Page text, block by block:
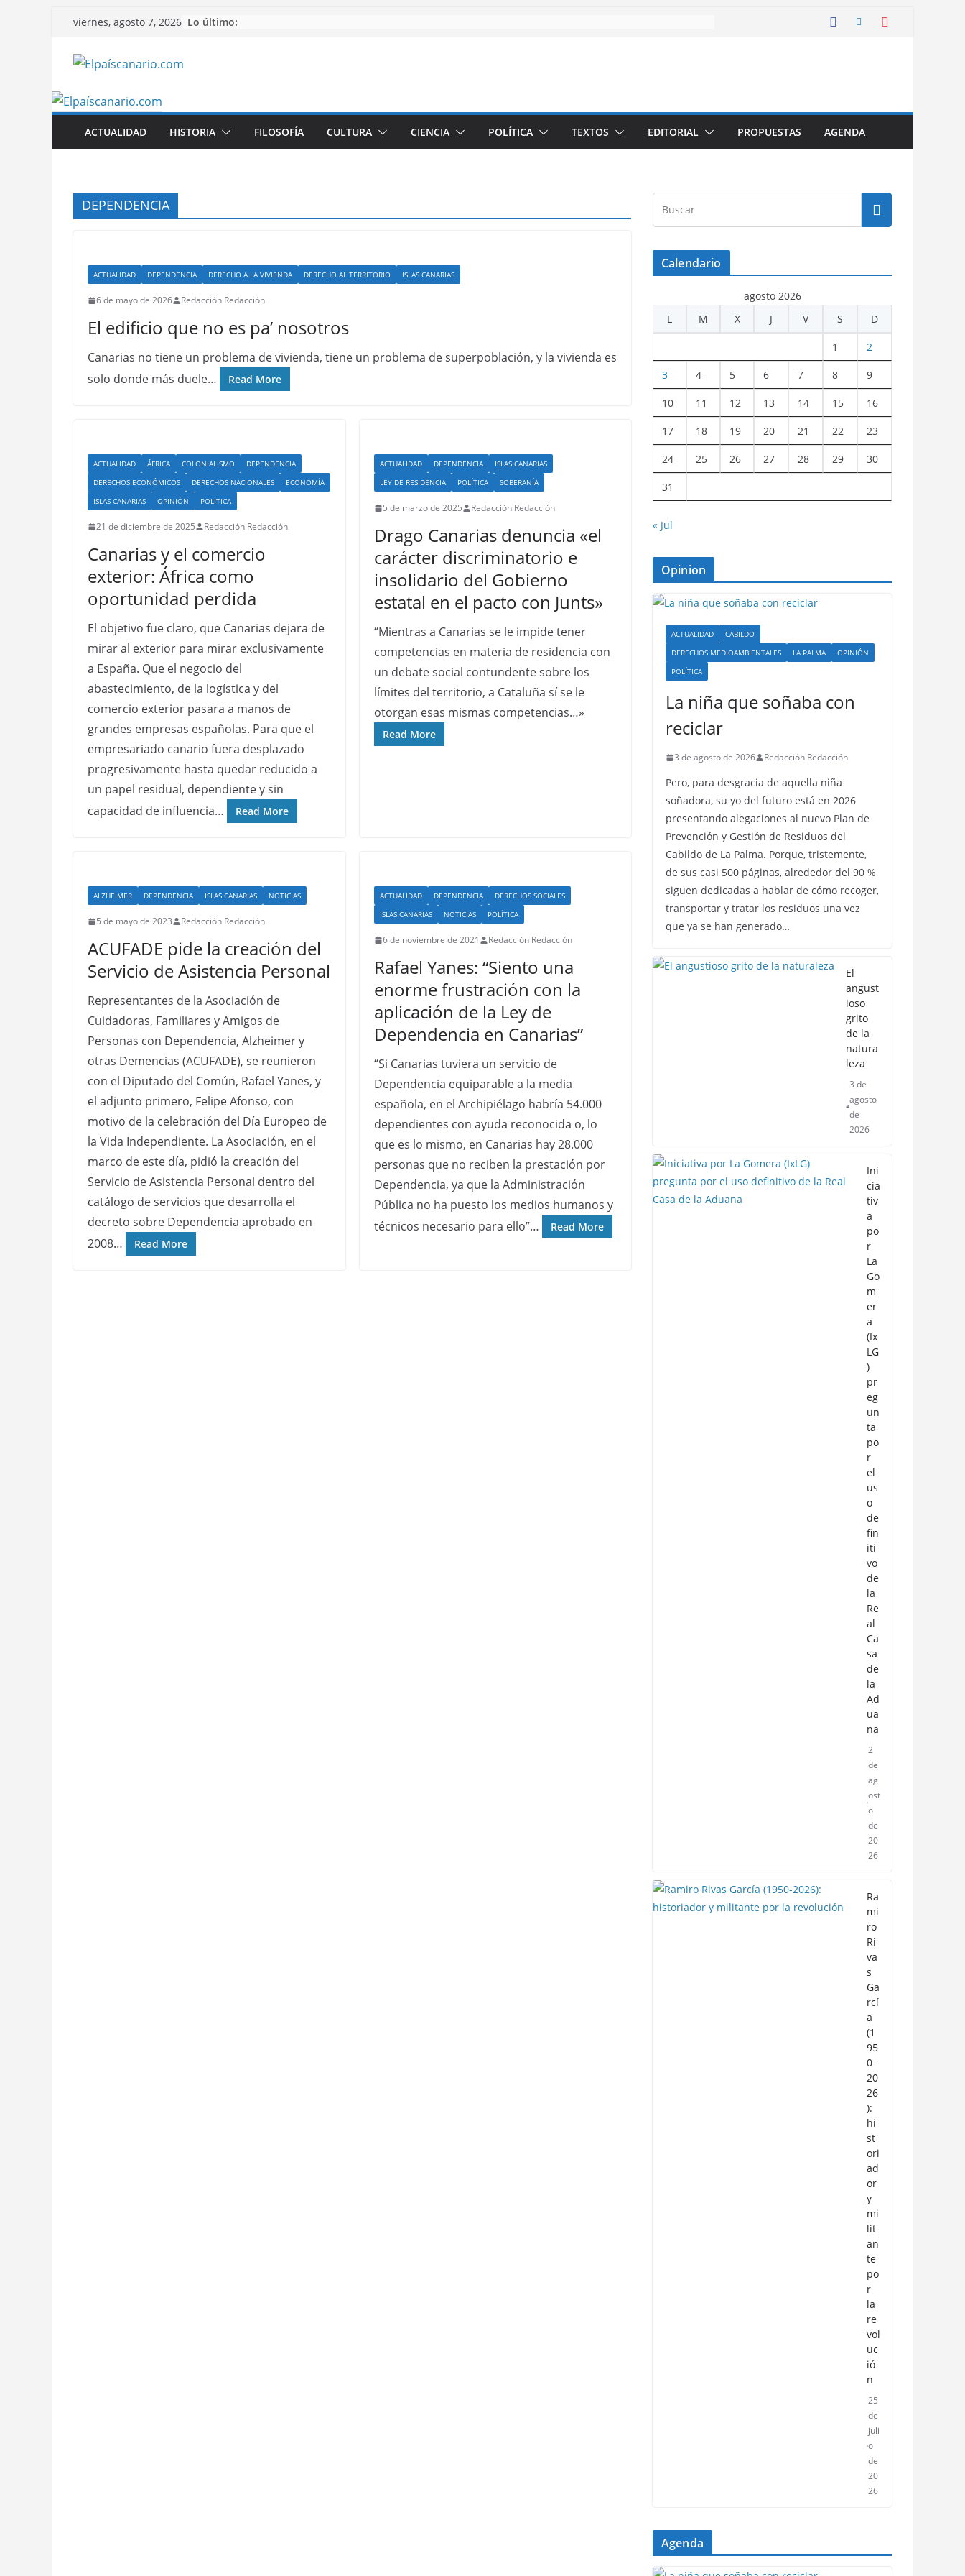
Saltar
contenido
viernes, agosto 7, 2026 Lo último:
ACTUALIDAD HISTORIA FILOSOFÍA CULTURA CIENCIA POLÍTICA TEXTOS EDITORIAL PROPUESTAS AGENDA
DEPENDENCIA
ACTUALIDAD DEPENDENCIA DERECHO A LA VIVIENDA DERECHO AL TERRITORIO ISLAS CANARIAS
6 de mayo de 2026 Redacción Redacción
El edificio que no es pa’ nosotros
Canarias no tiene un problema de vivienda, tiene un problema de superpoblación, y la vivienda es
solo donde más duele…
Read More
ACTUALIDAD ÁFRICA COLONIALISMO
DEPENDENCIA
DERECHOS ECONÓMICOS
DERECHOS NACIONALES
ECONOMÍA
ISLAS CANARIAS
OPINIÓN POLÍTICA
21 de diciembre de 2025 Redacción Redacción
Canarias y el comercio
exterior: África como
oportunidad perdida
El objetivo fue claro, que Canarias dejara de
mirar al exterior para mirar exclusivamente
a España. Que el negocio del
abastecimiento, de la logística y del
comercio exterior pasara a manos de
grandes empresas españolas. Para que el
empresariado canario fuera desplazado
progresivamente hasta quedar reducido a
un papel residual, dependiente y sin
capacidad de influencia…
Read More
ACTUALIDAD DEPENDENCIA
ISLAS CANARIAS
LEY DE RESIDENCIA
POLÍTICA SOBERANÍA
5 de marzo de 2025 Redacción Redacción
Drago Canarias denuncia «el
carácter discriminatorio e
insolidario del Gobierno
estatal en el pacto con Junts»
“Mientras a Canarias se le impide tener
competencias en materia de residencia con
un debate social contundente sobre los
límites del territorio, a Cataluña sí se le
otorgan esas mismas competencias…»
Read More
ALZHEIMER DEPENDENCIA ISLAS CANARIAS NOTICIAS
5 de mayo de 2023 Redacción Redacción
ACUFADE pide la creación del
Servicio de Asistencia Personal
Representantes de la Asociación de
Cuidadoras, Familiares y Amigos de
Personas con Dependencia, Alzheimer y
otras Demencias (ACUFADE), se reunieron
con el Diputado del Común, Rafael Yanes, y
el adjunto primero, Felipe Afonso, con
motivo de la celebración del Día Europeo de
la Vida Independiente. La Asociación, en el
marco de este día, pidió la creación del
Servicio de Asistencia Personal dentro del
catálogo de servicios que desarrolla el
decreto sobre Dependencia aprobado en
2008…
Read More
ACTUALIDAD DEPENDENCIA
DERECHOS SOCIALES
ISLAS CANARIAS
NOTICIAS POLÍTICA
6 de noviembre de 2021 Redacción Redacción
Rafael Yanes: “Siento una
enorme frustración con la
aplicación de la Ley de
Dependencia en Canarias”
“Si Canarias tuviera un servicio de
Dependencia equiparable a la media
española, en el Archipiélago habría 54.000
dependientes con ayuda reconocida o, lo
que es lo mismo, en Canarias hay 28.000
personas que no reciben la prestación por
Dependencia, ya que la Administración
Pública no ha puesto los medios humanos y
técnicos necesario para ello”…
Read More
Calendario
agosto 2026
L
M X J V S D
1 2
3 4 5 6 7 8 9
10 11 12 13 14 15 16
17 18 19 20 21 22 23
24 25 26 27 28 29 30
31
« Jul
Opinion
ACTUALIDAD
CABILDO
DERECHOS MEDIOAMBIENTALES
LA PALMA
OPINIÓN
POLÍTICA
La niña que soñaba con
reciclar
3 de agosto de 2026 Redacción Redacción
Pero, para desgracia de aquella niña
soñadora, su yo del futuro está en 2026
presentando alegaciones al nuevo Plan de
Prevención y Gestión de Residuos del
Cabildo de La Palma. Porque, tristemente,
de sus casi 500 páginas, alrededor del 90 %
siguen dedicadas a hablar de cómo recoger,
transportar y tratar los residuos una vez
que ya se han generado…
El
angust
ioso
grito
de la
natura
leza
3 de
agosto
de
2026
Ini
cia
tiv
a
po
r
La
Go
m
er
a
(Ix
LG
)
pr
eg
un
ta
po
r
el
us
o
de
fin
iti
vo
de
la
Re
al
Ca
sa
de
la
Ad
ua
na
2
de
ag
ost
o
de
20
26
Ra
mi
ro
Ri
va
s
Ga
rcí
a
(1
95
0-
20
26
):
hi
st
ori
ad
or
y
mi
lit
an
te
po
r
la
re
vol
uc
ió
n
25
de
juli
o
de
20
26
Agenda